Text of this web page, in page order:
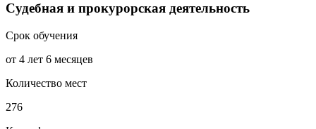
Судебная и прокурорская деятельность
Срок обучения
от 4 лет 6 месяцев
Количество мест
276